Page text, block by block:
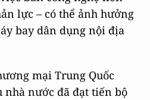
lực – có thể ảnh hưởng
bay dân dụng nội địa
mại Trung Quốc
nhà nước đã đạt tiến bộ